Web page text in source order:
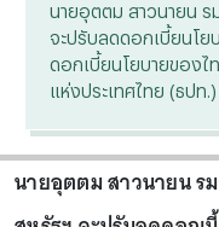
นายอุตตม สาวนายน ร
จะปรับลดดอกเบี้ยนโย
ดอกเบี้ยนโยบายของไ
แห่งประเทศไทย (ธปท.)
นายอุตตม สาวนายน ร